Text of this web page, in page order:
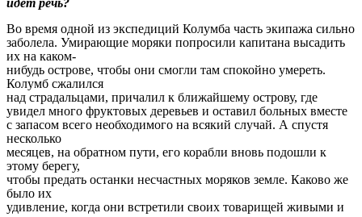
Во время одной из экспедиций Колумба часть экипажа сильно
заболела. Умирающие моряки попросили капитана высадить
их на каком-
нибудь острове, чтобы они смогли там спокойно умереть.
Колумб сжалился
над страдальцами, причалил к ближайшему острову, где
увидел много фруктовых деревьев и оставил больных вместе
с запасом всего необходимого на всякий случай. А спустя
несколько
месяцев, на обратном пути, его корабли вновь подошли к
этому берегу,
чтобы предать останки несчастных моряков земле. Каково же
было их
удивление, когда они встретили своих товарищей живыми и